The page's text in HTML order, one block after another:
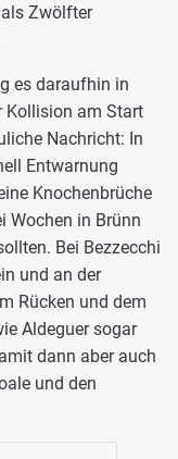
Zwölfter
es daraufhin in
Kollision am Start
Nachricht: In
Entwarnung
Knochenbrüche
Wochen in Brünn
Bei Bezzecchi
und an der
Rücken und dem
Aldeguer sogar
dann aber auch
und den